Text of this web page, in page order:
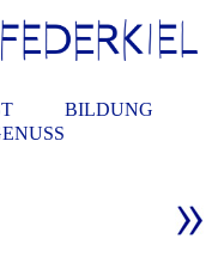
BILDUNG